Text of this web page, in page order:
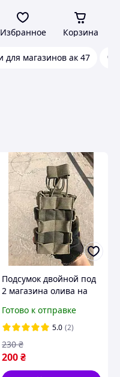
Избранное Корзина
для магазинов ак 47
Подсумок двойной под
2 магазина олива на
Готово к отправке
5.0 (2)
200₴
230 ₴